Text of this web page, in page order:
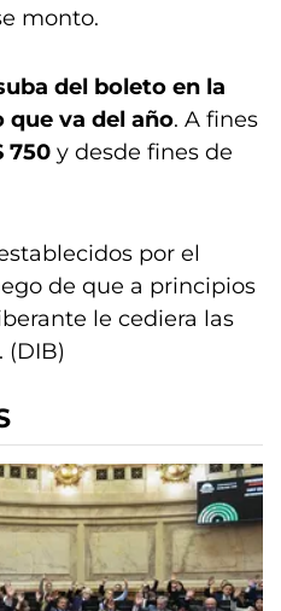
monto.
del boleto en la
que va del año. A fines
750 y desde fines de
por el
de que a principios
le cediera las
(DIB)